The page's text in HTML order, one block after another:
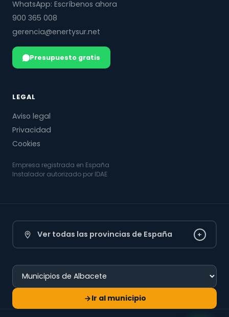
WhatsApp: Escríbenos ahora
900 365 008
gerencia@enertysur.net
Presupuesto gratis
LEGAL
Aviso legal
Privacidad
Cookies
Empresa registrada en España
Instalador autorizado por IDAE
Ver todas las provincias de España +
Ir al municipio